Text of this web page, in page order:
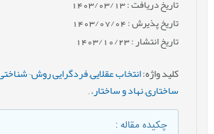
تاریخ دریافت : 1403/03/13
تاریخ پذیرش : 1403/07/04
تاریخ انتشار : 1403/10/23
کلید واژه:انتخاب عقلایی,فردگرایی روش¬شناختی,
ساختاری,نهاد و ساختار.,
چکیده مقاله: